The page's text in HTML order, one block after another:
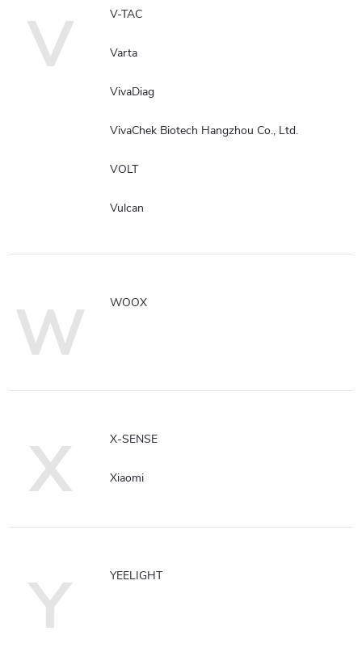
V V-TAC
Varta
VivaDiag
VivaChek Biotech Hangzhou Co., Ltd.
VOLT
Vulcan
W WOOX
X X-SENSE
Xiaomi
Y YEELIGHT